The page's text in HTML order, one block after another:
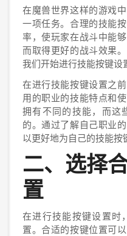
在魔兽世界这样的游戏
一项任务。合理的技能
率，使玩家在战斗中能
而取得更好的战斗效果
我们开始进行技能按键设
在进行技能按键设置之
用的职业的技能特点和
拥有不同的技能，而这
的。通过了解自己职业
以更好地为自己的技能按
二、选择
置
在进行技能按键设置时
置。合适的按键位置可